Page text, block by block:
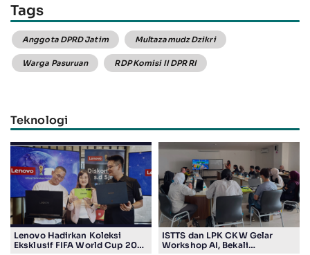
Tags
Anggota DPRD Jatim Multazamudz Dzikri
Warga Pasuruan RDP Komisi II DPR RI
Teknologi
Lenovo Hadirkan Koleksi
Eksklusif FIFA World Cup 2026
ISTTS dan LPK CKW Gelar
Workshop AI, Bekali